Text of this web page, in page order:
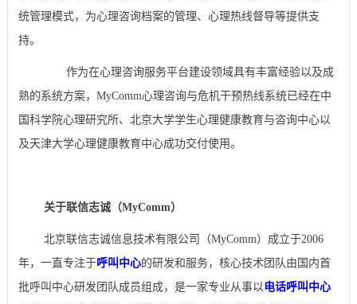
统管理模式，为心理咨询档案的管理、心理热线督导等提供支
持。
作为在心理咨询服务平台建设领域具有丰富经验以及成
熟的系统方案，MyComm心理咨询与危机干预热线系统已经在中
国科学院心理研究所、北京大学学生心理健康教育与咨询中心以
及天津大学心理健康教育中心成功交付使用。
关于联信志诚（MyComm）
北京联信志诚信息技术有限公司（MyComm）成立于2006
年，一直专注于呼叫中心的研发和服务，核心技术团队由国内首
批呼叫中心研发团队成员组成，是一家专业从事以电话呼叫中心